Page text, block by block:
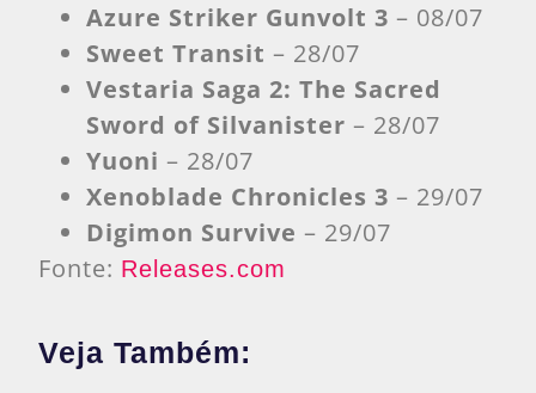
Azure Striker Gunvolt 3 – 08/07
Sweet Transit – 28/07
Vestaria Saga 2: The Sacred
Sword of Silvanister – 28/07
Yuoni – 28/07
Xenoblade Chronicles 3 – 29/07
Digimon Survive – 29/07
Fonte: Releases.com
Veja Também: